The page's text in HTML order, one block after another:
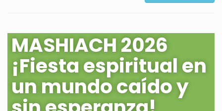
MASHIACH 2026
¡Fiesta espiritual en
un mundo caído y